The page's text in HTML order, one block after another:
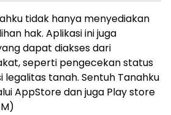
tidak hanya menyediakan
hak. Aplikasi ini juga
dapat diakses dari
seperti pengecekan status
tanah. Sentuh Tanahku
AppStore dan juga Play store